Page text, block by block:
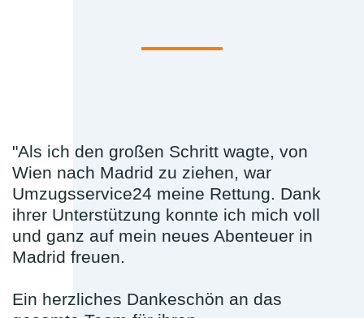
"Als ich den großen Schritt wagte, von
Wien nach Madrid zu ziehen, war
Umzugsservice24 meine Rettung. Dank
ihrer Unterstützung konnte ich mich voll
und ganz auf mein neues Abenteuer in
Madrid freuen.
Ein herzliches Dankeschön an das